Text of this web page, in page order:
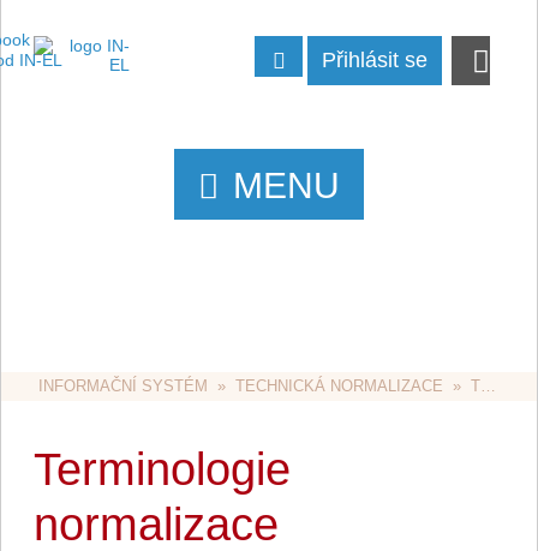
Přihlásit se
MENU
INFORMAČNÍ SYSTÉM
  »
TECHNICKÁ NORMALIZACE
  »
TECHNICKÁ NORMALIZACE OBECNĚ
Terminologie
normalizace